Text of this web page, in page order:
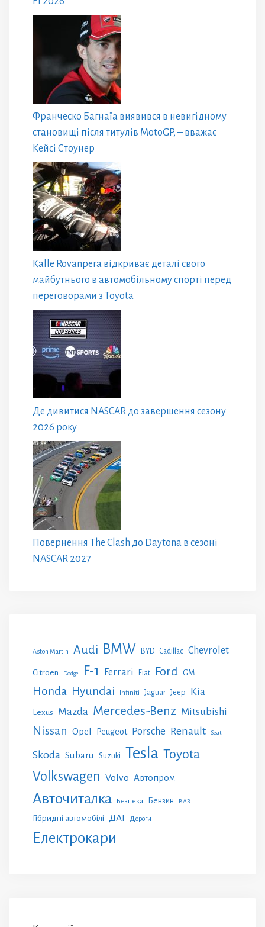
Франческо Багнаїа виявився в невигідному
становищі після титулів MotoGP, – вважає
Кейсі Стоунер
Kalle Rovanpera відкриває деталі свого
майбутнього в автомобільному спорті перед
переговорами з Toyota
Де дивитися NASCAR до завершення сезону
2026 року
Повернення The Clash до Daytona в сезоні
NASCAR 2027
Aston Martin Audi BMW BYD Cadillac Chevrolet
Citroen Dodge F-1 Ferrari Fiat Ford GM
Honda Hyundai Infiniti Jaguar Jeep Kia
Lexus Mazda Mercedes-Benz Mitsubishi
Nissan Opel Peugeot Porsche Renault Seat
Skoda Subaru Suzuki Tesla Toyota
Volkswagen Volvo Автопром
Авточиталка Безпека Бензин ВАЗ
Гібридні автомобілі ДАІ Дороги
Електрокари